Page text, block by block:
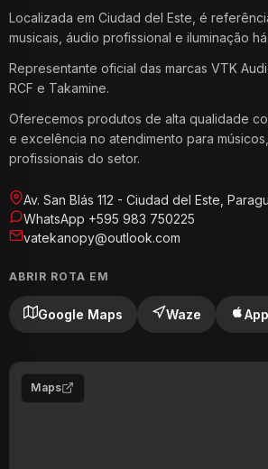
Localizada em Ciudad del Este, é
musicais, áudio profissional e iluminação
Representante oficial das marcas VTK
RCF e Takamine.
Oferecemos produtos de alta qualidade
e excelência no atendimento para
profissionais do setor.
Av. San Blás 112 - Ciudad del Este,
WhatsApp +595 983 750225
vatekanopy@outlook.com
ABRIR ROTA EM
Google Maps Waze
Maps